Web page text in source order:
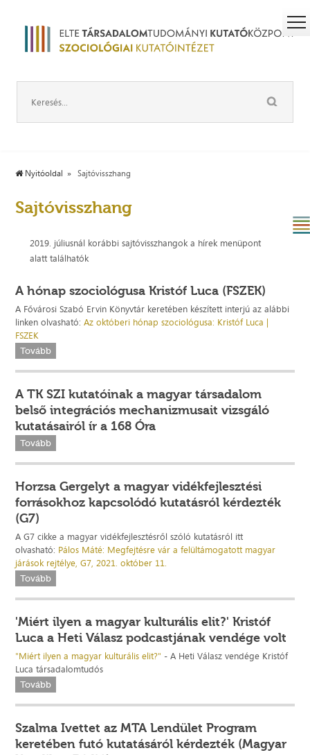
Nyitóoldal Sajtóvisszhang
Sajtóvisszhang
2019. júliusnál korábbi sajtóvisszhangok a hírek menüpont
alatt találhatók
A hónap szociológusa Kristóf Luca (FSZEK)
A Fővárosi Szabó Ervin Könyvtár keretében készített interjú az alábbi
linken olvasható:Az októberi hónap szociológusa: Kristóf Luca |
FSZEK
Tovább
A TK SZI kutatóinak a magyar társadalom
belső integrációs mechanizmusait vizsgáló
kutatásairól ír a 168 Óra
Tovább
Horzsa Gergelyt a magyar vidékfejlesztési
forrásokhoz kapcsolódó kutatásról kérdezték
(G7)
A G7 cikke a magyar vidékfejlesztésről szóló kutatásról itt
olvasható: Pálos Máté: Megfejtésre vár a felültámogatott magyar
járások rejtélye, G7, 2021. október 11.
Tovább
'Miért ilyen a magyar kulturális elit?' Kristóf
Luca a Heti Válasz podcastjának vendége volt
"Miért ilyen a magyar kulturális elit?" - A Heti Válasz vendége Kristóf
Luca társadalomtudós
Tovább
Szalma Ivettet az MTA Lendület Program
keretében futó kutatásáról kérdezték (Magyar